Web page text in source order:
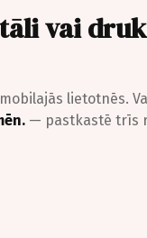
vai
lietotnēs.
— pastkastē trīs